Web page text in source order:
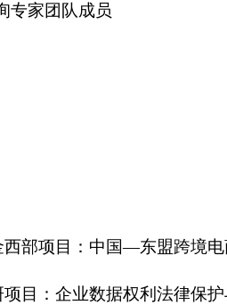
专家团队成员
西部项目：中国—东盟跨境
目：企业数据权利法律保